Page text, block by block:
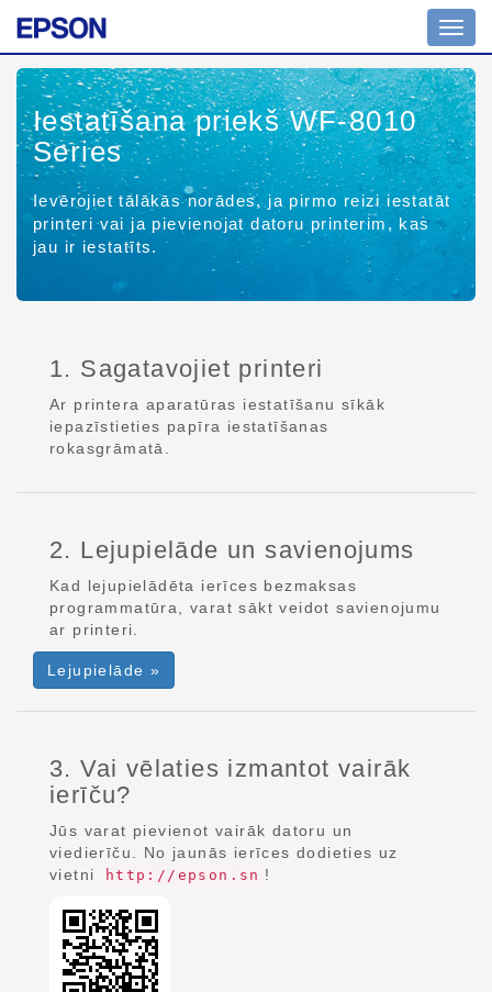
Iestatīšana priekš WF-8010
Series
Ievērojiet tālākās norādes, ja pirmo reizi iestatāt
printeri vai ja pievienojat datoru printerim, kas
jau ir iestatīts.
1. Sagatavojiet printeri
Ar printera aparatūras iestatīšanu sīkāk
iepazīstieties papīra iestatīšanas
rokasgrāmatā.
2. Lejupielāde un savienojums
Kad lejupielādēta ierīces bezmaksas
programmatūra, varat sākt veidot savienojumu
ar printeri.
Lejupielāde »
3. Vai vēlaties izmantot vairāk
ierīču?
Jūs varat pievienot vairāk datoru un
viedierīču. No jaunās ierīces dodieties uz
vietni
http://epson.sn !